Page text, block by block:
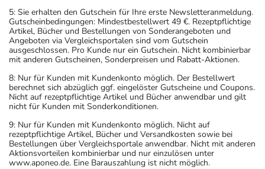
5: Sie erhalten den Gutschein für Ihre erste Newsletteranmeldung.
Gutscheinbedingungen: Mindestbestellwert 49 €. Rezeptpflichtige
Artikel, Bücher und Bestellungen von Sonderangeboten und
Angeboten via Vergleichsportalen sind vom Gutschein
ausgeschlossen. Pro Kunde nur ein Gutschein. Nicht kombinierbar
mit anderen Gutscheinen, Sonderpreisen und Rabatt-Aktionen.
8: Nur für Kunden mit Kundenkonto möglich. Der Bestellwert
berechnet sich abzüglich ggf. eingelöster Gutscheine und Coupons.
Nicht auf rezeptpflichtige Artikel und Bücher anwendbar und gilt
nicht für Kunden mit Sonderkonditionen.
9: Nur für Kunden mit Kundenkonto möglich. Nicht auf
rezeptpflichtige Artikel, Bücher und Versandkosten sowie bei
Bestellungen über Vergleichsportale anwendbar. Nicht mit anderen
Aktionsvorteilen kombinierbar und nur einzulösen unter
www.aponeo.de. Eine Barauszahlung ist nicht möglich.